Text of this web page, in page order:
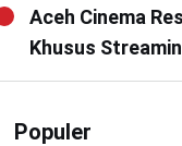
Aceh Cinema
Khusus
Populer